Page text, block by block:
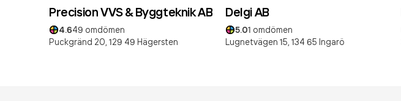
Precision VVS & Byggteknik AB
4.649 omdömen
Puckgränd 20, 129 49 Hägersten
Delgi AB
5.01 omdömen
Lugnetvägen 15, 134 65 Ingarö